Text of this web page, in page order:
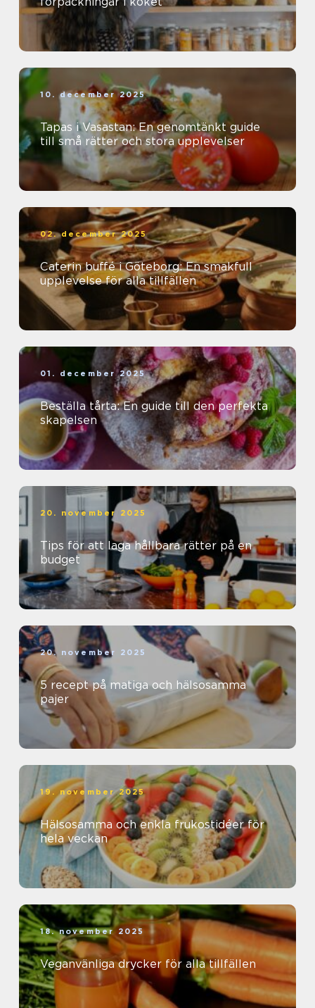
10. december 2025
Tapas i Vasastan: En genomtänkt guide
till små rätter och stora upplevelser
02. december 2025
Caterin buffé i Göteborg: En smakfull
upplevelse för alla tillfällen
01. december 2025
Beställa tårta: En guide till den perfekta
skapelsen
20. november 2025
Tips för att laga hållbara rätter på en
budget
20. november 2025
5 recept på matiga och hälsosamma
pajer
19. november 2025
Hälsosamma och enkla frukostidéer för
hela veckan
18. november 2025
Veganvänliga drycker för alla tillfällen